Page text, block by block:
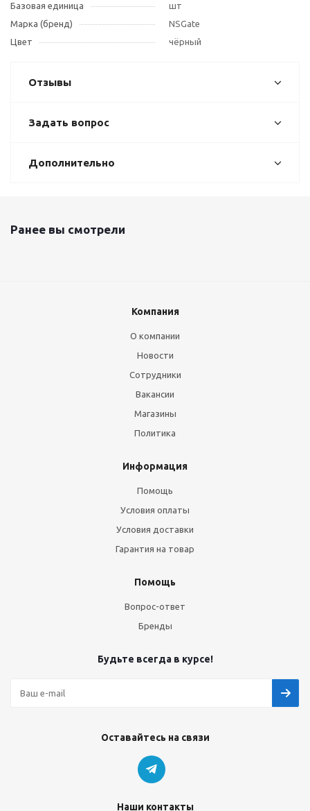
Базовая единица
шт
Марка (бренд)
NSGate
Цвет
чёрный
Отзывы
Задать вопрос
Дополнительно
Ранее вы смотрели
Компания
О компании
Новости
Сотрудники
Вакансии
Магазины
Политика
Информация
Помощь
Условия оплаты
Условия доставки
Гарантия на товар
Помощь
Вопрос-ответ
Бренды
Будьте всегда в курсе!
Оставайтесь на связи
Наши контакты